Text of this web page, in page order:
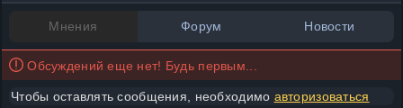
Мнения Форум Новости
Обсуждений еще нет! Будь первым...
Чтобы оставлять сообщения, необходимо авторизоваться